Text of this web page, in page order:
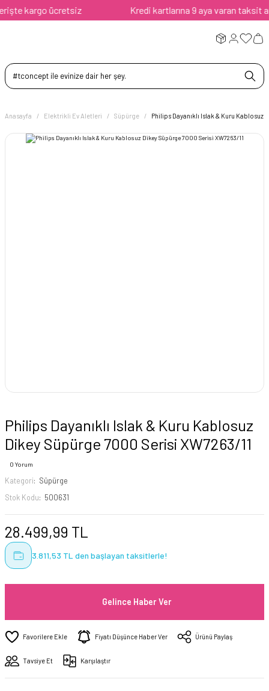
kargo ücretsiz Kredi kartlarına 9 aya varan taksit
Anasayfa Elektrikli Ev Aletleri Süpürge Philips Dayanıklı Islak & Kuru Kablosuz
Philips Dayanıklı Islak & Kuru Kablosuz
Dikey Süpürge 7000 Serisi XW7263/11
0 Yorum
Kategori
Süpürge
Stok Kodu
500631
28.499,99 TL
3.811,53 TL den başlayan taksitlerle!
Gelince Haber Ver
Fiyatı Düşünce Haber Ver Ürünü Paylaş
Tavsiye Et Karşılaştır